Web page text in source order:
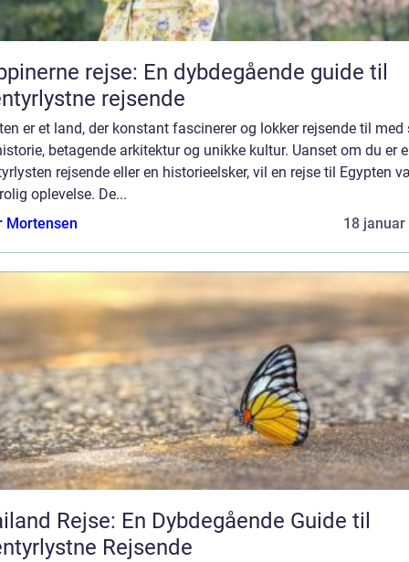
rejse: En dybdegående guide til
rejsende
er et land, der konstant fascinerer og lokker rejsende til med
betagende arkitektur og unikke kultur. Uanset om du er
rejsende eller en historieelsker, vil en rejse til Egypten
oplevelse. De...
Mortensen
18 januar
Rejse: En Dybdegående Guide til
Rejsende